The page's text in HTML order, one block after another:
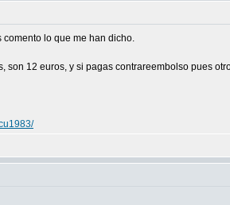
lo que me han dicho.
son 12 euros, y si pagas contrareembolso pues